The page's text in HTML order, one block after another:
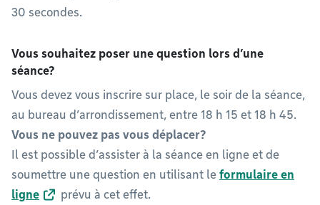
30 secondes.
Vous souhaitez poser une question lors d’une
séance?
Vous devez vous inscrire sur place, le soir de la séance,
au bureau d’arrondissement, entre 18 h 15 et 18 h 45.
Vous ne pouvez pas vous déplacer?
Il est possible d’assister à la séance en ligne et de
soumettre une question en utilisant le formulaire en
ligne
prévu à cet effet.